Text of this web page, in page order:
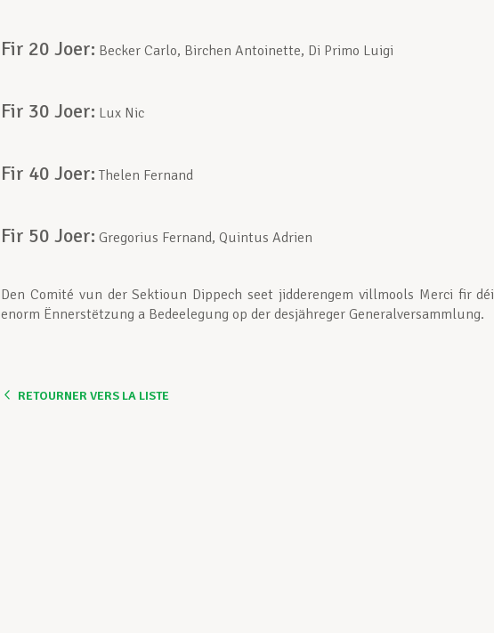
Fir 20 Joer: Becker Carlo, Birchen Antoinette, Di Primo Luigi
Fir 30 Joer: Lux Nic
Fir 40 Joer: Thelen Fernand
Fir 50 Joer: Gregorius Fernand, Quintus Adrien
Den Comité vun der Sektioun Dippech seet jidderengem villmools Merci fir déi
enorm Ënnerstëtzung a Bedeelegung op der desjähreger Generalversammlung.
RETOURNER VERS LA LISTE